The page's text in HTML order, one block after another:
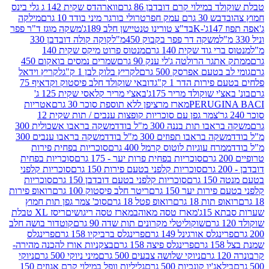
קרם דובדבן 86 גרם
ווארהדס שקית 142 ג גלי בינס
דבש 30 גרם עמק חפר
טרולי בורגר מיני בודד 10 גרם
מילקה
בד"צ טורינו טנטיישן חלב 189ג'
משקה מוגז ד"ר פפר
משקה דר פפר בקבוק 450מ"ל
קוקה קולה דובדבן 330
גוד שקית 140 גרם
מנטוס פרוט מיקס שקית 140
הרולטה ג'לי ענק 90 גרם
שמרים נמסים בואקום 450
אפרסק 500 גרם
לקריץ בלוק לבן 1 ק"ג
לקריץ וידאל
הדר 1 ק"ג
דובאי שוקולד חלב פיסטוק וקדאיף 75
שוקולד מריר 175ג'
באצ'י מריר קלאסי שקית 125 ג'
מארז מרציפן ללא תוספת סוכר 30 גרם
אטריות
צמר גפן עם סוכריות קופצות ענבים / תות שקית 12
תות בננה 300 מ"ל בודד
משקה בראבו אשכולית 300
בראבו תפוזים 300 מ"ל בודד
משקה בראבו ענבים 300
עוגיות לוטוס קרמל 400 גרם
סוכריות בפחית פירות
סוכריות בפחית פרות יער - 175 גרם
סוכריות בפחית
סוכריות קלפני בטעם פירות 150 גרם
סוכריות קלפני
סוכריות קלפני בטעם דובדבן 150 גרם
סוכריות
יער 150 גרם
ריטר חלב פיסטוק 100 גרם
רואופ פירות
תות 18 גרם
רואופ פטל 18 גרם
סוכ' צמר גפן תות חמוץ
מארז טסה מאוהב מארז טסה ריגושים
ריסז XL טבלת
שוקוליטלי מקרונים תות שדה 90 גרם
קוטדור בושה חלב
אורגינל 149 גרם
פרינגלס ברביקיו 158 גרם
פרינגלס
פרינגלס פיצה 158 גרם
בצקניות אורז להכנה מהירה-
ניוקי שלושה צבעים 500 גרם
מיני ניוקי 500 גרם
ניוקי
קונכיות 500 גרם
גליליות וופל במילוי קרם אגוזים 150